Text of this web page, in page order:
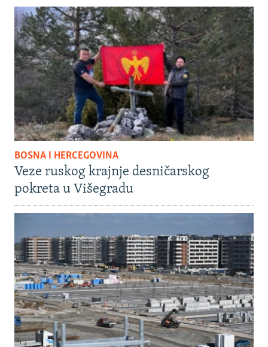
BOSNA I HERCEGOVINA
Veze ruskog krajnje desničarskog
pokreta u Višegradu